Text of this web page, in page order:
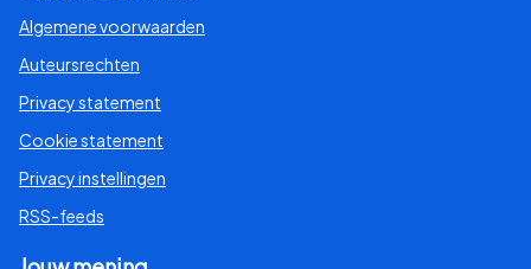
Algemene voorwaarden
Auteursrechten
Privacy statement
Cookie statement
Privacy instellingen
RSS-feeds